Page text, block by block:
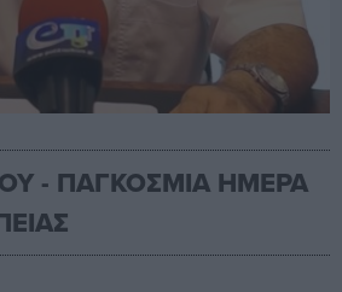
- ΠΑΓΚΟΣΜΙΑ ΗΜΕΡΑ